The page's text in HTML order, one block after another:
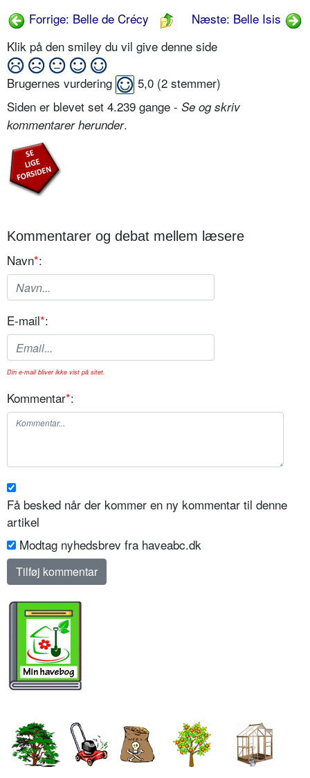
Forrige: Belle de Crécy
Næste: Belle Isis
Klik på den smiley du vil give denne side
Brugernes vurdering 5,0 (2 stemmer)
Siden er blevet set 4.239 gange - Se og skriv
kommentarer herunder.
Kommentarer og debat mellem læsere
Navn*:
E-mail*:
Din e-mail bliver ikke vist på sitet.
Kommentar*:
Få besked når der kommer en ny kommentar til denne
artikel
Modtag nyhedsbrev fra haveabc.dk